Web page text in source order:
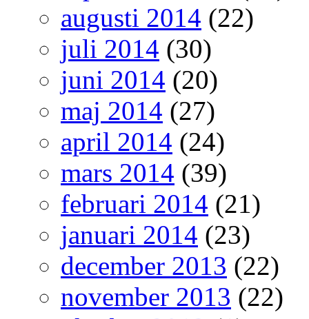
augusti 2014 (22)
juli 2014 (30)
juni 2014 (20)
maj 2014 (27)
april 2014 (24)
mars 2014 (39)
februari 2014 (21)
januari 2014 (23)
december 2013 (22)
november 2013 (22)